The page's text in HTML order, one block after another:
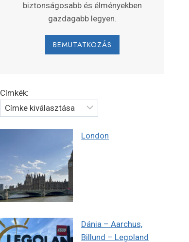
biztonságosabb és élményekben
gazdagabb legyen.
BEMUTATKOZÁS
Címkék:
London
Dánia – Aarchus,
Billund – Legoland